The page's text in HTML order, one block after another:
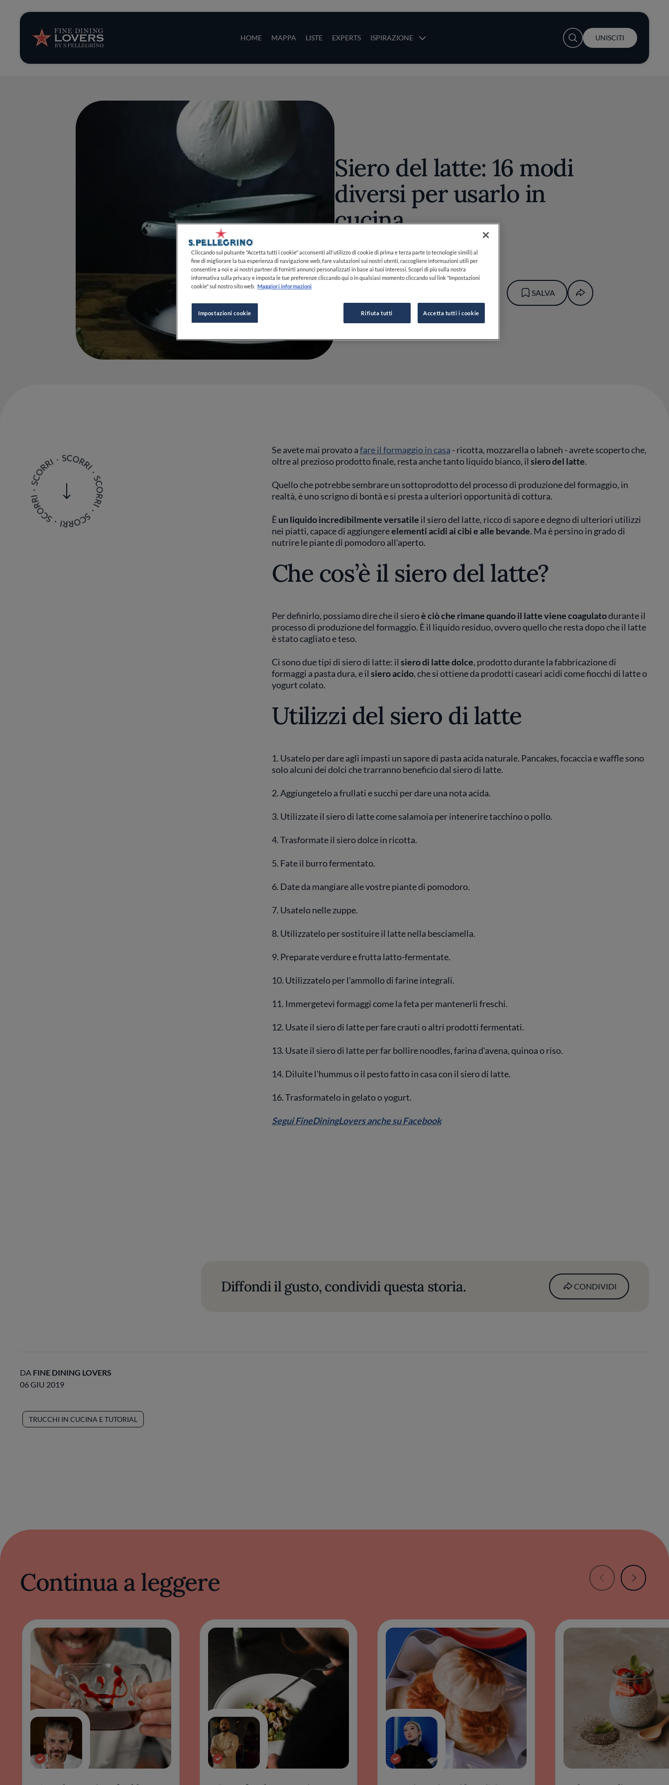
HOME MAPPA LISTE EXPERTS ISPIRAZIONE
Storie e tendenze
Ricette
Trucchi e consigli
Serie
User account menu
UNISCITI
Siero del latte: 16 modi
diversi per usarlo in
cucina
06 GIU 2019
DA
FINE DINING LOVERS
SALVA
Se avete mai provato afare il formaggio in casa - ricotta, mozzarella o labneh - avrete scoperto che,
oltre al prezioso prodotto finale, resta anche tanto liquido bianco, il siero del latte.
Quello che potrebbe sembrare un sottoprodotto del processo di produzione del formaggio, in
realtà, è uno scrigno di bontà e si presta a ulteriori opportunità di cottura.
Èun liquido incredibilmente versatile il siero del latte, ricco di sapore e degno di ulteriori utilizzi
nei piatti, capace di aggiungereelementi acidi ai cibi e alle bevande. Ma è persino in grado di
nutrire le piante di pomodoro all'aperto.
Che cos’è il siero del latte?
Per definirlo, possiamo dire che il sieroè ciò che rimane quando il latte viene coagulatodurante il
processo di produzione del formaggio. È il liquido residuo, ovvero quello che resta dopo che il latte
è stato cagliato e teso.
Ci sono due tipi di siero di latte: il siero di latte dolce, prodotto durante la fabbricazione di
formaggi a pasta dura, e il siero acido, che si ottiene da prodotti caseari acidi come fiocchi di latte o
yogurt colato.
Utilizzi del siero di latte
1. Usatelo per dare agli impasti un sapore di pasta acida naturale. Pancakes, focaccia e waffle sono
solo alcuni dei dolci che trarranno beneficio dal siero di latte.
2. Aggiungetelo a frullati e succhi per dare una nota acida.
3. Utilizzate il siero di latte come salamoia per intenerire tacchino o pollo.
4. Trasformate il siero dolce in ricotta.
5. Fate il burro fermentato.
6. Date da mangiare alle vostre piante di pomodoro.
7. Usatelo nelle zuppe.
8. Utilizzatelo per sostituire il latte nella besciamella.
9. Preparate verdure e frutta latto-fermentate.
10. Utilizzatelo per l'ammollo di farine integrali.
11. Immergetevi formaggi come la feta per mantenerli freschi.
12. Usate il siero di latte per fare crauti o altri prodotti fermentati.
13. Usate il siero di latte per far bollire noodles, farina d'avena, quinoa o riso.
14. Diluite l'hummus o il pesto fatto in casa con il siero di latte.
16. Trasformatelo in gelato o yogurt.
Segui FineDiningLovers anche su Facebook
Diffondi il gusto, condividi questa storia. CONDIVIDI
DA FINE DINING LOVERS
06 GIU 2019
TRUCCHI IN CUCINA E TUTORIAL
Continua a leggere
Cliccando sul pulsante "Accetta tutti i cookie" acconsenti all'utilizzo di cookie di prima e terza parte (o tecnologie simili) al
fine di migliorare la tua esperienza di navigazione web, fare valutazioni sui nostri utenti, raccogliere informazioni utili per
consentire a noi e ai nostri partner di fornirti annunci personalizzati in base ai tuoi interessi. Scopri di più sulla nostra
informativa sulla privacy e imposta le tue preferenze cliccando qui o in qualsiasi momento cliccando sul link "Impostazioni
cookie" sul nostro sito web. Maggiori informazioni
Impostazioni cookie Rifiuta tutti Accetta tutti i cookie